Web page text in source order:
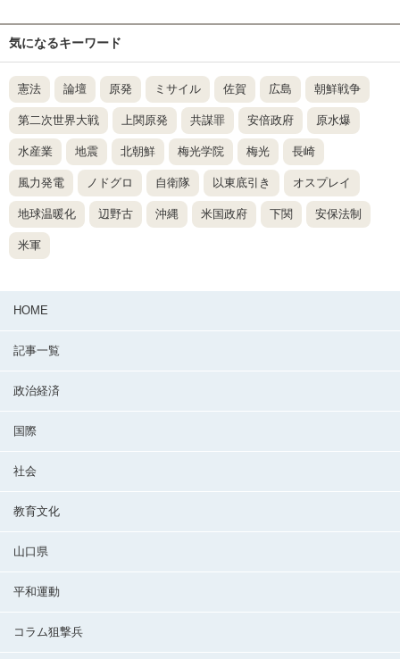
気になるキーワード
憲法 論壇 原発 ミサイル 佐賀 広島 朝鮮戦争
第二次世界大戦 上関原発 共謀罪 安倍政府 原水爆
水産業 地震 北朝鮮 梅光学院 梅光 長崎
風力発電 ノドグロ 自衛隊 以東底引き オスプレイ
地球温暖化 辺野古 沖縄 米国政府 下関 安保法制
米軍
HOME
記事一覧
政治経済
国際
社会
教育文化
山口県
平和運動
コラム狙撃兵